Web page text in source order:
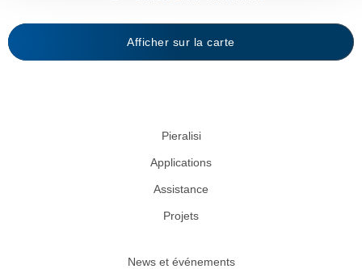
Afficher sur la carte
Pieralisi
Applications
Assistance
Projets
News et événements